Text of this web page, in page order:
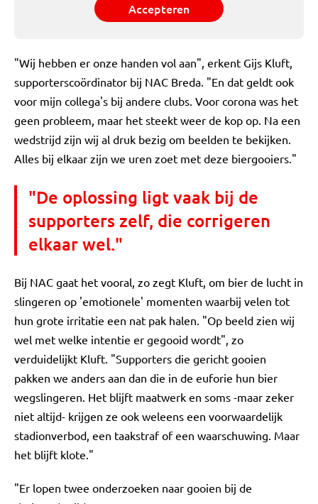
Accepteren
"Wij hebben er onze handen vol aan", erkent Gijs Kluft,
supporterscoördinator bij NAC Breda. "En dat geldt ook
voor mijn collega's bij andere clubs. Voor corona was het
geen probleem, maar het steekt weer de kop op. Na een
wedstrijd zijn wij al druk bezig om beelden te bekijken.
Alles bij elkaar zijn we uren zoet met deze biergooiers."
"De oplossing ligt vaak bij de
supporters zelf, die corrigeren
elkaar wel."
Bij NAC gaat het vooral, zo zegt Kluft, om bier de lucht in
slingeren op 'emotionele' momenten waarbij velen tot
hun grote irritatie een nat pak halen. "Op beeld zien wij
wel met welke intentie er gegooid wordt", zo
verduidelijkt Kluft. "Supporters die gericht gooien
pakken we anders aan dan die in de euforie hun bier
wegslingeren. Het blijft maatwerk en soms -maar zeker
niet altijd- krijgen ze ook weleens een voorwaardelijk
stadionverbod, een taakstraf of een waarschuwing. Maar
het blijft klote."
"Er lopen twee onderzoeken naar gooien bij de